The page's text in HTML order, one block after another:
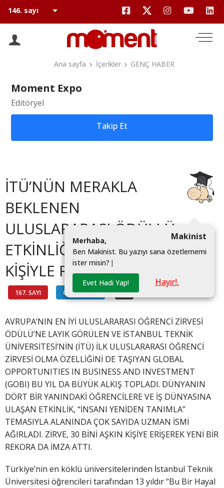
Ana sayfa İçerikler GENÇ HABER
Moment Expo
Editöryel
Takip Et
İTÜ’NÜN MERAKLA
BEKLENEN
ULUSLARARASI ÖDÜLLÜ
ETKİNLİĞİ GOBI 30 BİN
KİŞİYLE REKOR KIRDI
167. SAYI GENÇ HABER #
Makinist
Merhaba,
Ben Makinist. Bu yazıyı sana özetlememi
ister misin? |
Evet Hadi Yap! Hayır!.
AVRUPA’NIN EN İYİ ULUSLARARASI ÖĞRENCİ ZİRVESİ
ÖDÜLÜ’NE LAYIK GÖRÜLEN VE İSTANBUL TEKNİK
ÜNİVERSİTESİ’NİN (İTÜ) İLK ULUSLARARASI ÖĞRENCİ
ZİRVESİ OLMA ÖZELLİĞİNİ DE TAŞIYAN GLOBAL
OPPORTUNITIES IN BUSINESS AND INVESTMENT
(GOBI) BU YIL DA BÜYÜK ALKIŞ TOPLADI. DÜNYANIN
DÖRT BİR YANINDAKİ ÖĞRENCİLERE VE İŞ DÜNYASINA
ULAŞAN ETKİNLİK, “İNSANI YENİDEN TANIMLA”
TEMASIYLA ALANINDA ÇOK SAYIDA UZMAN İSMİ
AĞIRLADI. ZİRVE, 30 BİNİ AŞKIN KİŞİYE ERİŞEREK YENİ BİR
REKORA DA İMZA ATTI.
Türkiye’nin en köklü üniversitelerinden İstanbul Teknik
Üniversitesi öğrencileri tarafından 13 yıldır “Bu Bir Hayal